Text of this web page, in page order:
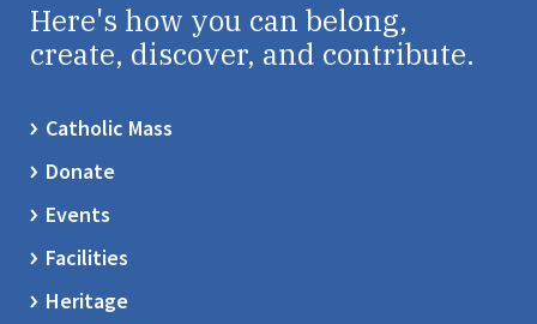
Here's how you can belong,
create, discover, and contribute.
Catholic Mass
Donate
Events
Facilities
Heritage